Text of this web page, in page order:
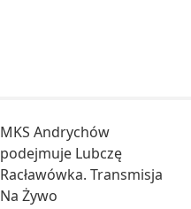
MKS Andrychów
podejmuje Lubczę
Racławówka. Transmisja
Na Żywo